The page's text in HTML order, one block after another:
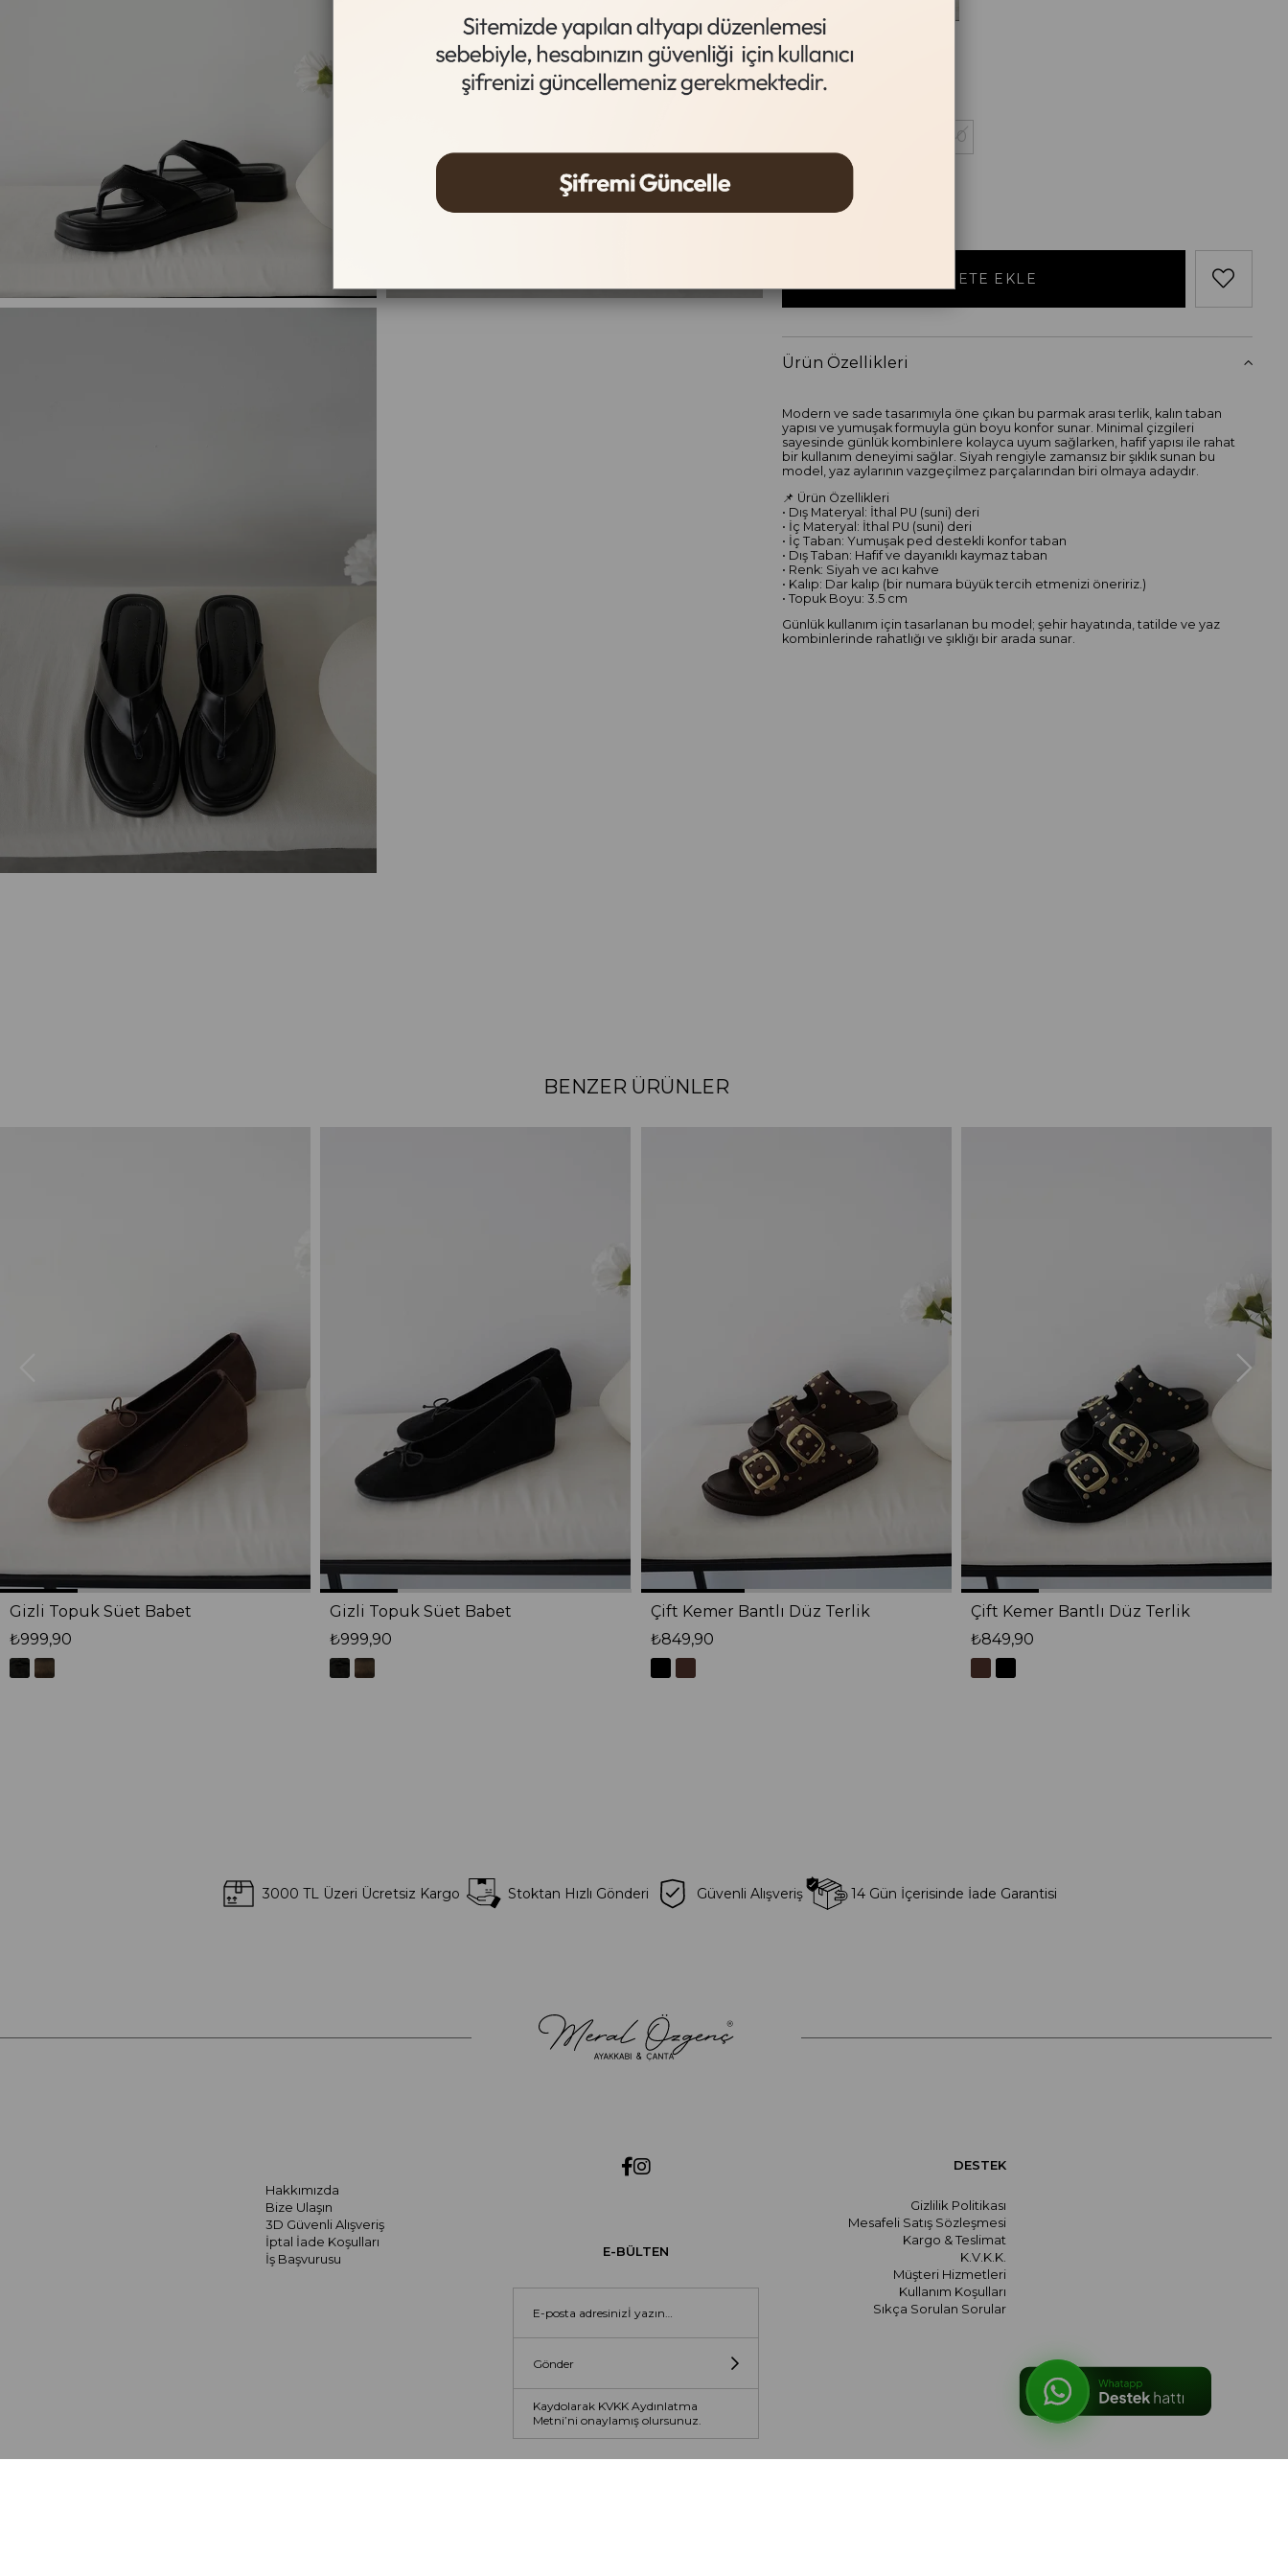
Acı Kahve
Beden Tablosu
40
Ürün Özellikleri
Modern ve sade tasarımıyla öne çıkan bu parmak arası terlik, kalın taban
yapısı ve yumuşak formuyla gün boyu konfor sunar. Minimal çizgileri
sayesinde günlük kombinlere kolayca uyum sağlarken, hafif yapısı ile rahat
bir kullanım deneyimi sağlar. Siyah rengiyle zamansız bir şıklık sunan bu
model, yaz aylarının vazgeçilmez parçalarından biri olmaya adaydır.
📌 Ürün Özellikleri
• Dış Materyal: İthal PU (suni) deri
• İç Materyal: İthal PU (suni) deri
• İç Taban: Yumuşak ped destekli konfor taban
• Dış Taban: Hafif ve dayanıklı kaymaz taban
• Renk: Siyah ve acı kahve
• Kalıp: Dar kalıp (bir numara büyük tercih etmenizi öneririz.)
• Topuk Boyu: 3.5 cm
Günlük kullanım için tasarlanan bu model; şehir hayatında, tatilde ve yaz
kombinlerinde rahatlığı ve şıklığı bir arada sunar.
BENZER ÜRÜNLER
Gizli Topuk Süet Babet
₺999,90
Gizli Topuk Süet Babet
₺999,90
Çift Kemer Bantlı Düz Terlik
₺849,90
Çift Kemer Bantlı Düz Terlik
₺849,90
3000 TL Üzeri Ücretsiz Kargo Stoktan Hızlı Gönderi Güvenli Alışveriş 14 Gün İçerisinde İade Garantisi
Hakkımızda
Bize Ulaşın
3D Güvenli Alışveriş
İptal İade Koşulları
İş Başvurusu
E-BÜLTEN
Gönder
Kaydolarak KVKK Aydınlatma
Metni’ni onaylamış olursunuz.
DESTEK
Gizlilik Politikası
Mesafeli Satış Sözleşmesi
Kargo & Teslimat
K.V.K.K.
Müşteri Hizmetleri
Kullanım Koşulları
Sıkça Sorulan Sorular